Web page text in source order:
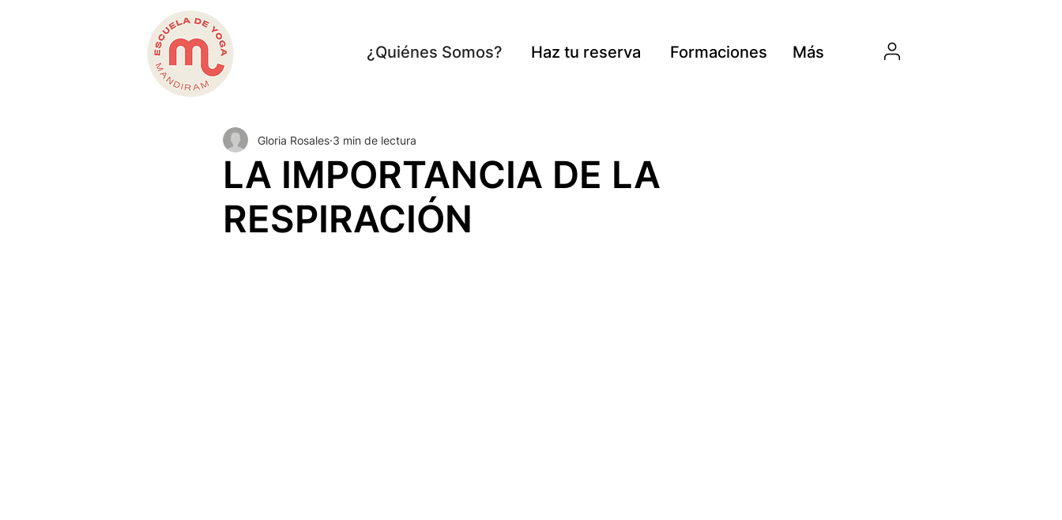
¿Quiénes Somos? Haz tu reserva Formaciones Más
LA IMPORTANCIA DE LA
RESPIRACIÓN
Gloria Rosales 3 min de lectura